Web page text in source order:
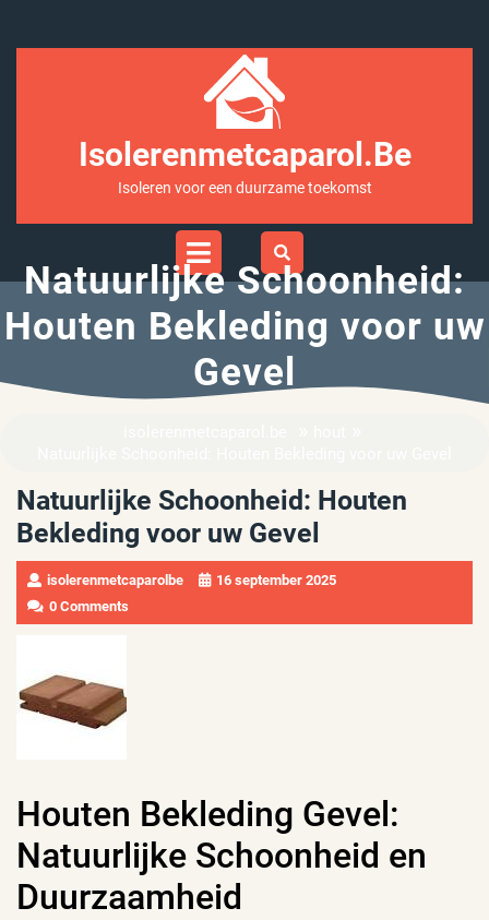
Isolerenmetcaparol.be
Isoleren voor een duurzame toekomst
Open
Natuurlijke Schoonheid:
Houten Bekleding voor uw
Gevel
Natuurlijke Schoonheid: Houten
Bekleding voor uw Gevel
isolerenmetcaparolbe
16 september 2025
0 Comments
Houten Bekleding Gevel:
Natuurlijke Schoonheid en
Duurzaamheid